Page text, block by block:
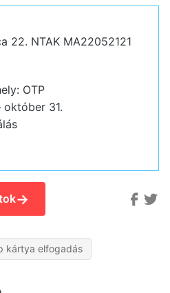
22. NTAK MA22052121
OTP
október 31.
→
kártya elfogadás